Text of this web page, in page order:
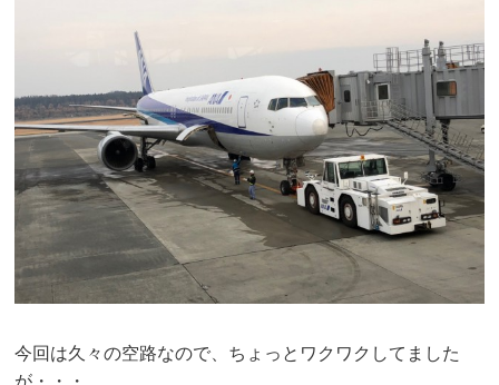
今回は久々の空路なので、ちょっとワクワクしてました
が・・・